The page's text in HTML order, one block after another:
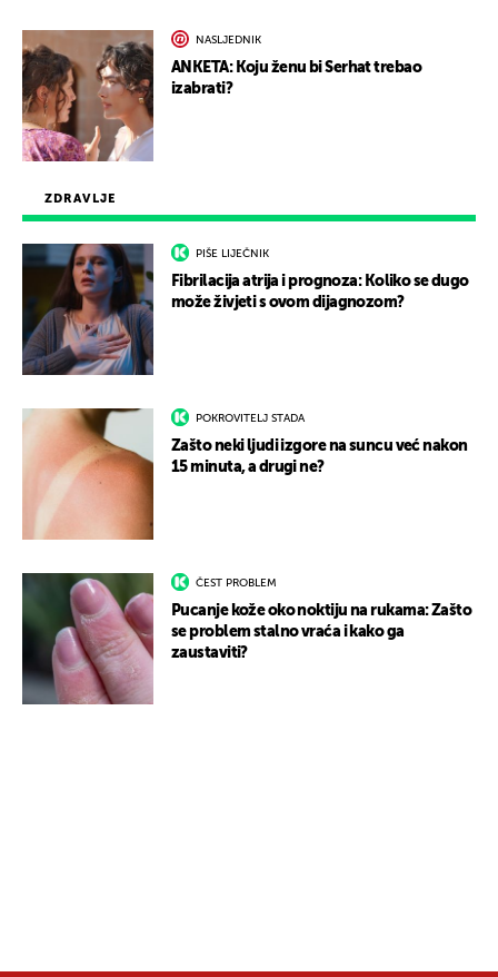
ZDRAVLJE
PIŠE LIJEČNIK
Fibrilacija atrija i prognoza: Koliko se dugo
može živjeti s ovom dijagnozom?
POKROVITELJ STADA
Zašto neki ljudi izgore na suncu već nakon
15 minuta, a drugi ne?
ČEST PROBLEM
Pucanje kože oko noktiju na rukama: Zašto
se problem stalno vraća i kako ga
zaustaviti?
NASLJEDNIK
ANKETA: Koju ženu bi Serhat trebao
izabrati?